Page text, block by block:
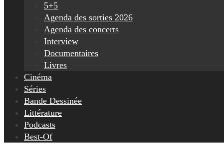
5+5
Agenda des sorties 2026
Agenda des concerts
Interview
Documentaires
Livres
Cinéma
Séries
Bande Dessinée
Littérature
Podcasts
Best-Of